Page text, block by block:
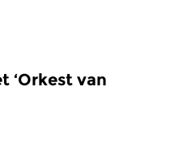
‘Orkest van